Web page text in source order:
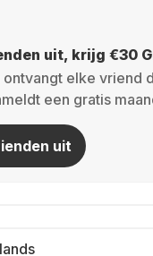
uit, krijg €30
elke vriend
een gratis
uit